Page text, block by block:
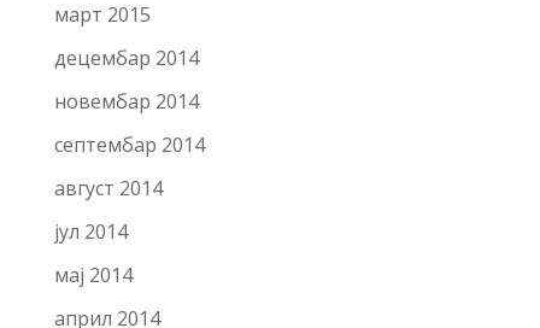
март 2015
децембар 2014
новембар 2014
септембар 2014
август 2014
јул 2014
мај 2014
април 2014